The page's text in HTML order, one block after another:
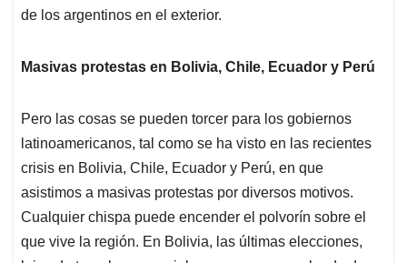
de los argentinos en el exterior.
Masivas protestas en Bolivia, Chile, Ecuador y Perú
Pero las cosas se pueden torcer para los gobiernos
latinoamericanos, tal como se ha visto en las recientes
crisis en Bolivia, Chile, Ecuador y Perú, en que
asistimos a masivas protestas por diversos motivos.
Cualquier chispa puede encender el polvorín sobre el
que vive la región. En Bolivia, las últimas elecciones,